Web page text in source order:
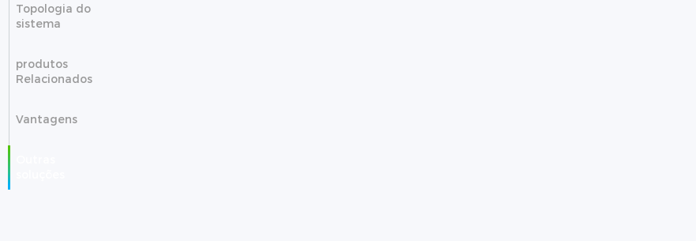
Topologia do
sistema
produtos
Relacionados
Vantagens